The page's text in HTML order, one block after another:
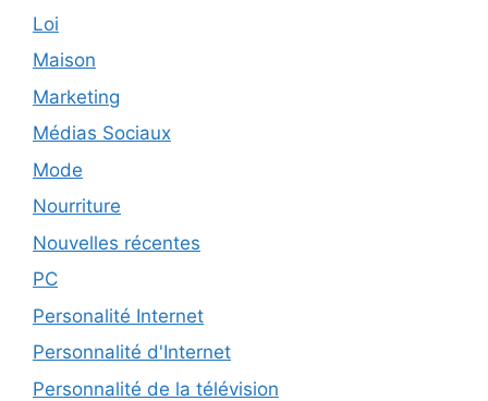
Loi
Maison
Marketing
Médias Sociaux
Mode
Nourriture
Nouvelles récentes
PC
Personalité Internet
Personnalité d'Internet
Personnalité de la télévision